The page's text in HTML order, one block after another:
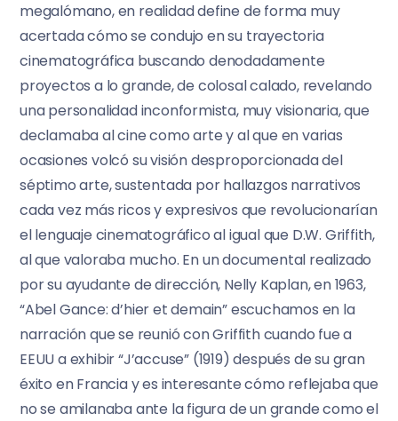
megalómano, en realidad define de forma muy
acertada cómo se condujo en su trayectoria
cinematográfica buscando denodadamente
proyectos a lo grande, de colosal calado, revelando
una personalidad inconformista, muy visionaria, que
declamaba al cine como arte y al que en varias
ocasiones volcó su visión desproporcionada del
séptimo arte, sustentada por hallazgos narrativos
cada vez más ricos y expresivos que revolucionarían
el lenguaje cinematográfico al igual que D.W. Griffith,
al que valoraba mucho. En un documental realizado
por su ayudante de dirección, Nelly Kaplan, en 1963,
“Abel Gance: d’hier et demain” escuchamos en la
narración que se reunió con Griffith cuando fue a
EEUU a exhibir “J’accuse” (1919) después de su gran
éxito en Francia y es interesante cómo reflejaba que
no se amilanaba ante la figura de un grande como el